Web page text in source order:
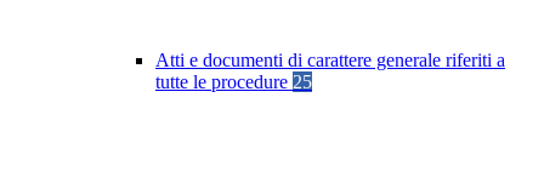
Atti e documenti di carattere generale riferiti a
tutte le procedure 25